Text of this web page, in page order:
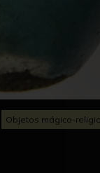
Objetos mágico-